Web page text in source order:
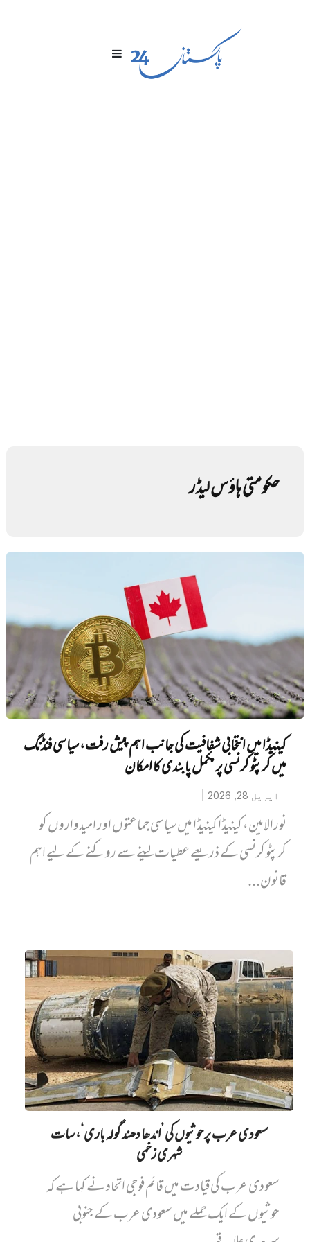
حکومتی ہاؤس لیڈر
کینیڈا میں انتخابی شفافیت کی جانب اہم پیش رفت، سیاسی فنڈنگ
میں کرپٹو کرنسی پر مکمل پابندی کا امکان
اپریل 28, 2026
نورالامین، کینیڈا کینیڈا میں سیاسی جماعتوں اور امیدواروں کو
کرپٹو کرنسی کے ذریعے عطیات لینے سے روکنے کے لیے اہم
قانون...
سعودی عرب پر حوثیوں کی ’اندھا دھند گولہ باری‘، سات
شہری زخمی
سعودی عرب کی قیادت میں قائم فوجی اتحاد نے کہا ہے کہ
حوثیوں کے ایک حملے میں سعودی عرب کے جنوبی